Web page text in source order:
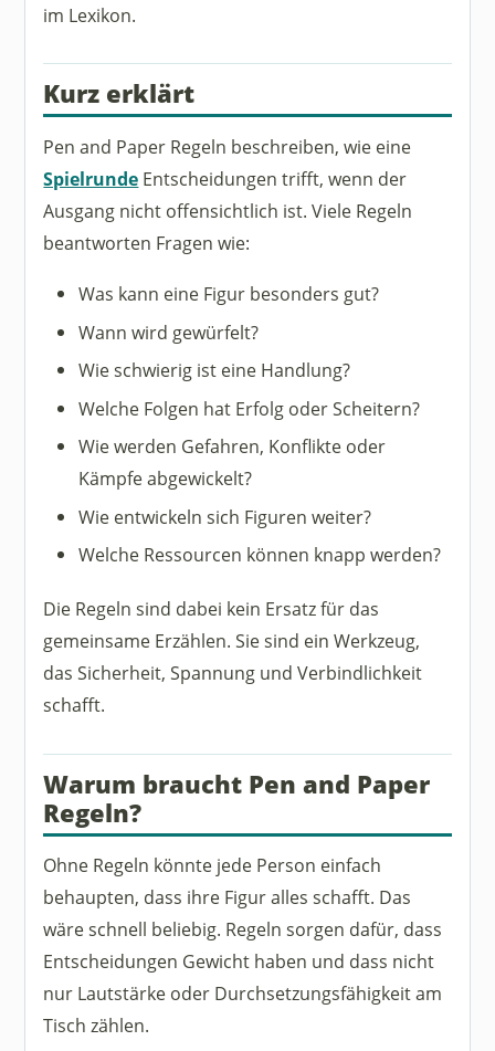
im Lexikon.
Kurz erklärt
Pen and Paper Regeln beschreiben, wie eine
Spielrunde Entscheidungen trifft, wenn der
Ausgang nicht offensichtlich ist. Viele Regeln
beantworten Fragen wie:
Was kann eine Figur besonders gut?
Wann wird gewürfelt?
Wie schwierig ist eine Handlung?
Welche Folgen hat Erfolg oder Scheitern?
Wie werden Gefahren, Konflikte oder
Kämpfe abgewickelt?
Wie entwickeln sich Figuren weiter?
Welche Ressourcen können knapp werden?
Die Regeln sind dabei kein Ersatz für das
gemeinsame Erzählen. Sie sind ein Werkzeug,
das Sicherheit, Spannung und Verbindlichkeit
schafft.
Warum braucht Pen and Paper
Regeln?
Ohne Regeln könnte jede Person einfach
behaupten, dass ihre Figur alles schafft. Das
wäre schnell beliebig. Regeln sorgen dafür, dass
Entscheidungen Gewicht haben und dass nicht
nur Lautstärke oder Durchsetzungsfähigkeit am
Tisch zählen.